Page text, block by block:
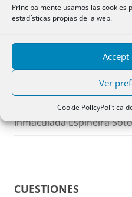
Principalmente usamos las cookies
estadísticas propias de la web.
Accept
Ver
Cookie PolicyPolítica
Carolina Mesa Marrero
El testamento
of the testament
to the property of the
Inmaculada Espiñeira Soto
CUESTIONES